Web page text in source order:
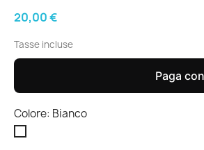
20,00 €
Tasse incluse
Colore: Bianco